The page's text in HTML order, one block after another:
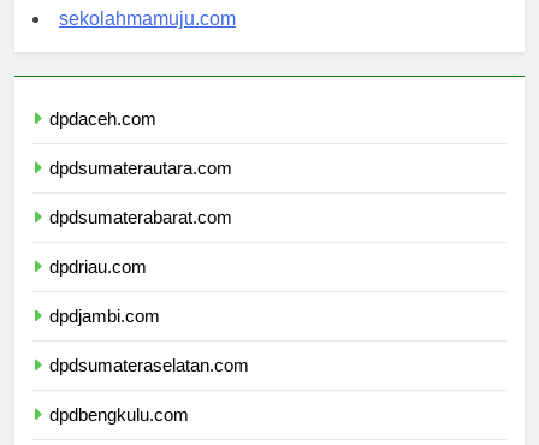
sekolahsorong.com